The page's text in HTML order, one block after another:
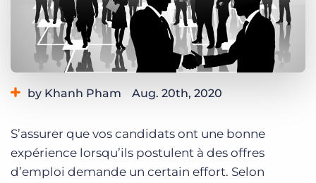
Planifier une démo Login
by Khanh Pham Aug. 20th, 2020
Tips, Tricks, and How-Tos
S’assurer que vos candidats ont une bonne
expérience lorsqu’ils postulent à des offres
d’emploi demande un certain effort. Selon